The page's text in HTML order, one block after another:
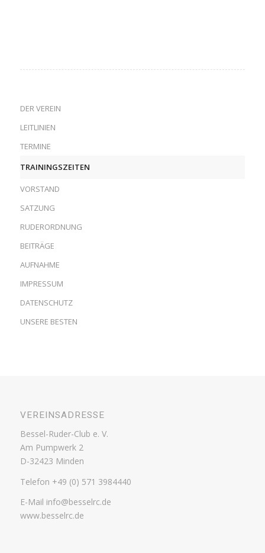
DER VEREIN
LEITLINIEN
TERMINE
TRAININGSZEITEN
VORSTAND
SATZUNG
RUDERORDNUNG
BEITRÄGE
AUFNAHME
IMPRESSUM
DATENSCHUTZ
UNSERE BESTEN
VEREINSADRESSE
Bessel-Ruder-Club e. V.
Am Pumpwerk 2
D-32423 Minden
Telefon +49 (0) 571 3984440
E-Mail info@besselrc.de
www.besselrc.de